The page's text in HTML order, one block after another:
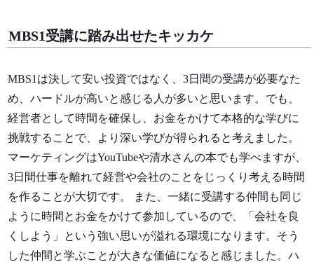
MBS1受講に踏み出せたキッカケ
MBS1は決して安い投資ではなく、3日間の受講が必要なた
め、ハードルが高いと感じる人が多いと思います。でも、
経営者として時間を確保し、お金をかけて本格的な学びに
挑戦することで、より深い学びが得られると考えました。
マーケティングはYouTubeや清水さんの本でも学べますが、
3日間仕事を離れて経営や会社のことをじっくり考える時間
を作ることが大切です。 また、一緒に受講する仲間も同じ
ように時間とお金をかけて参加しているので、「会社を良
くしよう」という強い思いが溢れる環境になります。そう
した仲間と学ぶことが大きな価値になると感じました。ハ